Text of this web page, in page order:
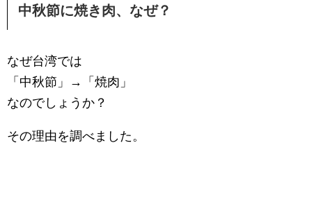
中秋節に焼き肉、なぜ？
なぜ台湾では
「中秋節」→「焼肉」
なのでしょうか？
その理由を調べました。